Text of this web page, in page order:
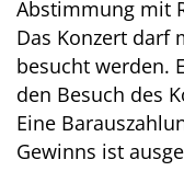
Abstimmung mit
Das Konzert darf
besucht werden.
den Besuch des
Eine
Gewinns ist